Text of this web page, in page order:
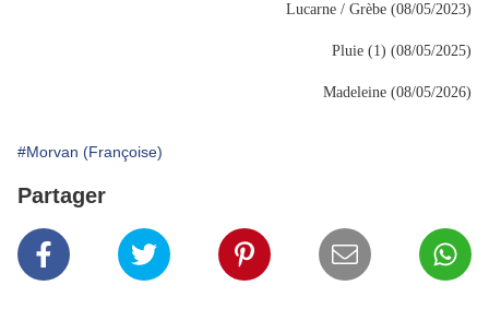
Lucarne / Grèbe (08/05/2023)
Pluie (1) (08/05/2025)
Madeleine (08/05/2026)
#Morvan (Françoise)
Partager